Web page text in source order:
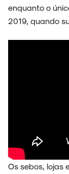
enquanto o
2019, quando
Os sebos, lojas